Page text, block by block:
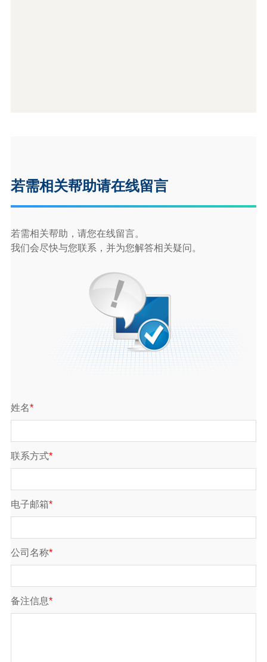
若需相关帮助请在线留言
若需相关帮助，请您在线留言。
我们会尽快与您联系，并为您解答相关疑问。
姓名*
联系方式*
电子邮箱*
公司名称*
备注信息*